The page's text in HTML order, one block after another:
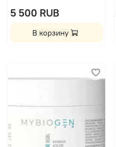
5 500 RUB
В корзину